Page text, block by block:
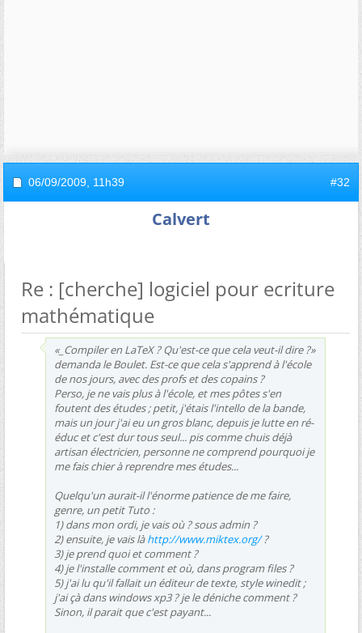
06/09/2009, 11h39 #32
Calvert
Re : [cherche] logiciel pour ecriture
mathématique
«_Compiler en LaTeX ? Qu'est-ce que cela veut-il dire ?»
demanda le Boulet. Est-ce que cela s'apprend à l'école
de nos jours, avec des profs et des copains ?
Perso, je ne vais plus à l'école, et mes pôtes s'en
foutent des études ; petit, j'étais l'intello de la bande,
mais un jour j'ai eu un gros blanc, depuis je lutte en ré-
éduc et c'est dur tous seul... pis comme chuis déjà
artisan électricien, personne ne comprend pourquoi je
me fais chier à reprendre mes études...
Quelqu'un aurait-il l'énorme patience de me faire,
genre, un petit Tuto :
1) dans mon ordi, je vais où ? sous admin ?
2) ensuite, je vais làhttp://www.miktex.org/?
3) je prend quoi et comment ?
4) je l'installe comment et où, dans program files ?
5) j'ai lu qu'il fallait un éditeur de texte, style winedit ;
j'ai çà dans windows xp3 ? je le déniche comment ?
Sinon, il parait que c'est payant...